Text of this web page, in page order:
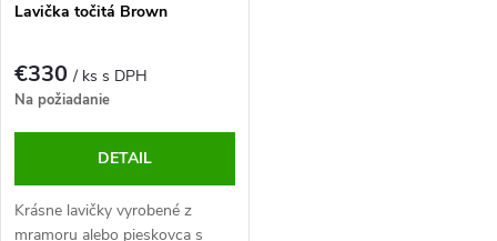
Lavička točitá Brown
€330/ ks s DPH
Na požiadanie
DETAIL
Krásne lavičky vyrobené z
mramoru alebo pieskovca s